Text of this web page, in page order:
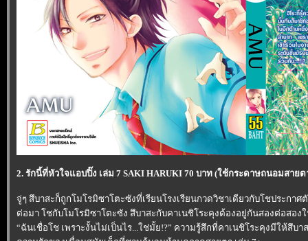
2. รักนี้ที่หัวใจแอบปิ๊ง เล่ม 7 SAKI HARUKI 70 บาท (ใช้กระดาษถนอมสายต
จู่ๆ สึบาสะก็ถูกโมโรมิซาโตะซังที่เรียนโรงเรียนกวดวิชาเดียวกับโชประกาศ
ต่อมา โชกับโมโรมิซาโตะซัง สึบาสะกับคาเนชิโระคุงต้องอยู่กันสองต่อสอ
“ฉันเชื่อโช เพราะงั้นไม่เป็นไร...ใช่มั้ย!?” ความรู้สึกที่คาเนชิโระคุงมีให้สึบา